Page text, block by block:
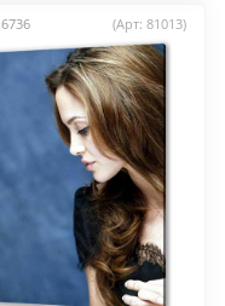
6736 (Арт: 81013)